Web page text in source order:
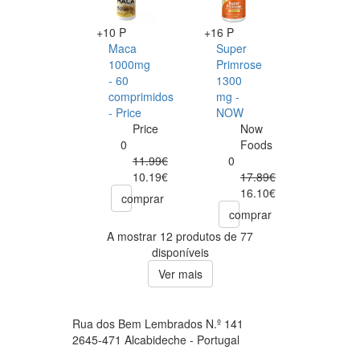
+10 P
Maca
1000mg
- 60
comprimidos
- Price
Price
0
11.99€
10.19€
comprar
+16 P
Super
Primrose
1300
mg -
NOW
Now
Foods
0
17.89€
16.10€
comprar
A mostrar 12 produtos de 77
disponíveis
Ver mais
Rua dos Bem Lembrados N.º 141
2645-471 Alcabideche - Portugal